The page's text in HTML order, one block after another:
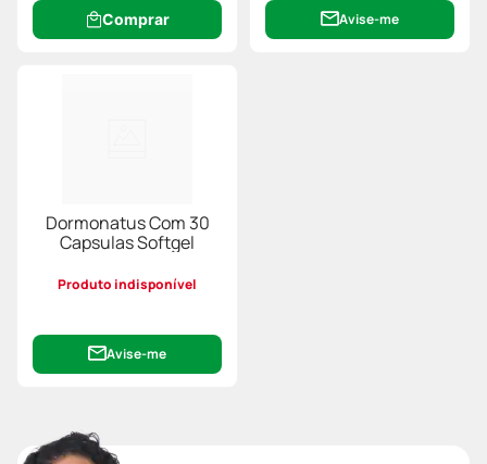
Comprar Avise-me
Dormonatus Com 30
Capsulas Softgel
Produto indisponível
Avise-me